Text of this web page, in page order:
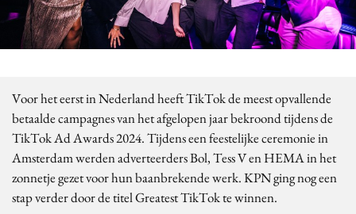
Bureaus
Campagnes
Craft
Customer Experience
Data & Insights
Design
Digital transformation
Voor het eerst in Nederland heeft TikTok de meest opvallende
betaalde campagnes van het afgelopen jaar bekroond tijdens de
TikTok Ad Awards 2024. Tijdens een feestelijke ceremonie in
Amsterdam werden adverteerders Bol, Tess V en HEMA in het
zonnetje gezet voor hun baanbrekende werk. KPN ging nog een
stap verder door de titel Greatest TikTok te winnen.